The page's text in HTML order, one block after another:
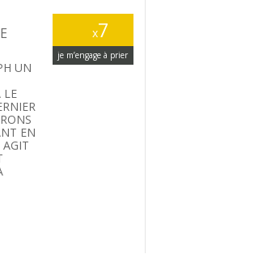
x7
je m’engage à prier
UN
LE
EN
AGIT